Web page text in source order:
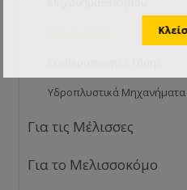
Υδροπλυστικά Μηχανήματα
Για τις Μέλισσες
Για το Μελισσοκόμο